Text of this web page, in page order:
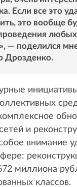
Если все это
это вообще
— поделился
Дрозденко.
и
внимание
миллиона
классов.